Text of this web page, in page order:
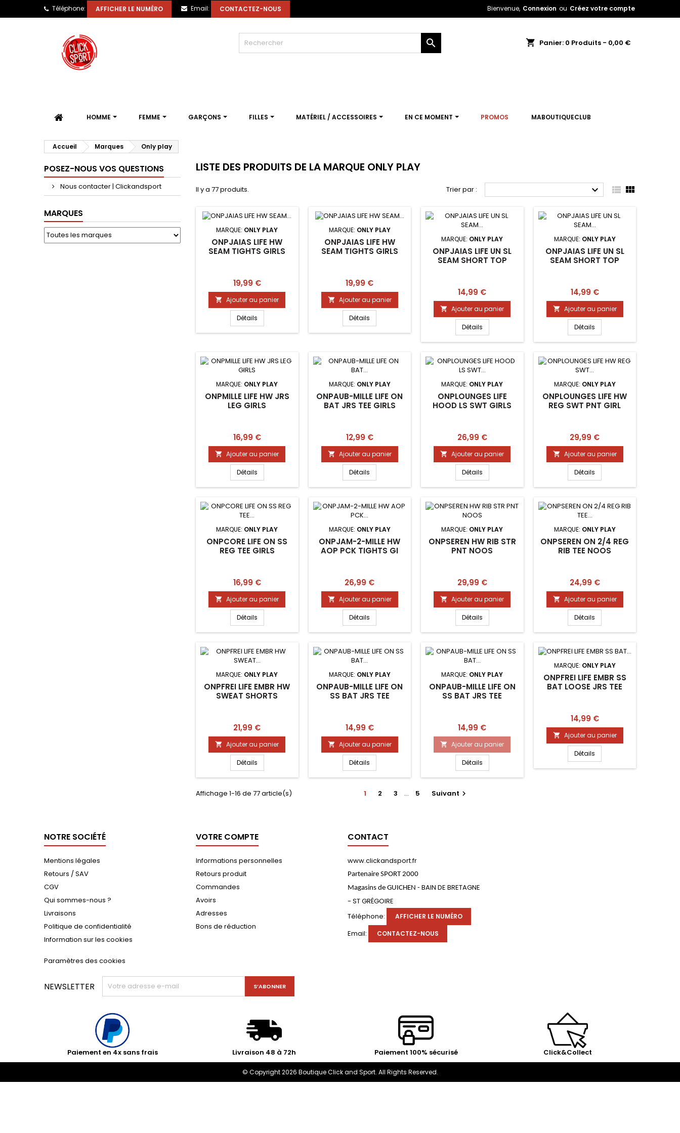
Téléphone: AFFICHER LE NUMÉRO Email: CONTACTEZ-NOUS Bienvenue, Connexion ou Créez votre compte
shopping_cart Panier: 0 Produits - 0,00 €

HOMME FEMME GARÇONS FILLES MATÉRIEL / ACCESSOIRES EN CE MOMENT PROMOS MABOUTIQUECLUB
Accueil Marques Only play
POSEZ-NOUS VOS QUESTIONS
Nous contacter | Clickandsport
MARQUES
LISTE DES PRODUITS DE LA MARQUE ONLY PLAY
Il y a 77 produits. Trier par :   
MARQUE: ONLY PLAY
ONPJAIAS LIFE HW
SEAM TIGHTS GIRLS
Prix
19,99 €
 Ajouter au panier
Détails
MARQUE: ONLY PLAY
ONPJAIAS LIFE HW
SEAM TIGHTS GIRLS
Prix
19,99 €
 Ajouter au panier
Détails
MARQUE: ONLY PLAY
ONPJAIAS LIFE UN SL
SEAM SHORT TOP
Prix
14,99 €
 Ajouter au panier
Détails
MARQUE: ONLY PLAY
ONPJAIAS LIFE UN SL
SEAM SHORT TOP
Prix
14,99 €
 Ajouter au panier
Détails
MARQUE: ONLY PLAY
ONPMILLE LIFE HW JRS
LEG GIRLS
Prix
16,99 €
 Ajouter au panier
Détails
MARQUE: ONLY PLAY
ONPAUB-MILLE LIFE ON
BAT JRS TEE GIRLS
Prix
12,99 €
 Ajouter au panier
Détails
MARQUE: ONLY PLAY
ONPLOUNGES LIFE
HOOD LS SWT GIRLS
Prix
26,99 €
 Ajouter au panier
Détails
MARQUE: ONLY PLAY
ONPLOUNGES LIFE HW
REG SWT PNT GIRL
Prix
29,99 €
 Ajouter au panier
Détails
MARQUE: ONLY PLAY
ONPCORE LIFE ON SS
REG TEE GIRLS
Prix
16,99 €
 Ajouter au panier
Détails
MARQUE: ONLY PLAY
ONPJAM-2-MILLE HW
AOP PCK TIGHTS GI
Prix
26,99 €
 Ajouter au panier
Détails
MARQUE: ONLY PLAY
ONPSEREN HW RIB STR
PNT NOOS
Prix
29,99 €
 Ajouter au panier
Détails
MARQUE: ONLY PLAY
ONPSEREN ON 2/4 REG
RIB TEE NOOS
Prix
24,99 €
 Ajouter au panier
Détails
MARQUE: ONLY PLAY
ONPFREI LIFE EMBR HW
SWEAT SHORTS
Prix
21,99 €
 Ajouter au panier
Détails
MARQUE: ONLY PLAY
ONPAUB-MILLE LIFE ON
SS BAT JRS TEE
Prix
14,99 €
 Ajouter au panier
Détails
MARQUE: ONLY PLAY
ONPAUB-MILLE LIFE ON
SS BAT JRS TEE
Prix
14,99 €
 Ajouter au panier
Détails
MARQUE: ONLY PLAY
ONPFREI LIFE EMBR SS
BAT LOOSE JRS TEE
Prix
14,99 €
 Ajouter au panier
Détails
Affichage 1-16 de 77 article(s) 1 2 3 … 5 Suivant 
NOTRE SOCIÉTÉ
Mentions légales
Retours / SAV
CGV
Qui sommes-nous ?
Livraisons
Politique de confidentialité
Information sur les cookies
VOTRE COMPTE
Informations personnelles
Retours produit
Commandes
Avoirs
Adresses
Bons de réduction
CONTACT
www.clickandsport.fr
Partenaire SPORT 2000
Magasins de GUICHEN - BAIN DE BRETAGNE
- ST GRÉGOIRE
Téléphone:
AFFICHER LE NUMÉRO
Email: CONTACTEZ-NOUS
Paramètres des cookies
NEWSLETTER
Paiement en 4x sans frais Livraison 48 à 72h Paiement 100% sécurisé Click&Collect
© Copyright 2026 Boutique Click and Sport. All Rights Reserved.